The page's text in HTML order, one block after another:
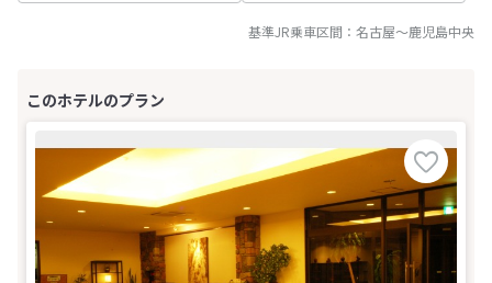
基準JR乗車区間： 名古屋～鹿児島中央